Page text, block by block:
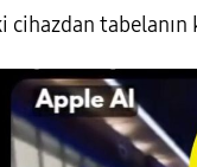
cihazdan tabelanın